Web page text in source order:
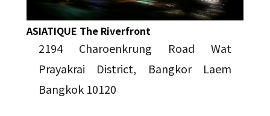
ASIATIQUE The Riverfront
2194 Charoenkrung Road Wat
Prayakrai District, Bangkor Laem
Bangkok 10120